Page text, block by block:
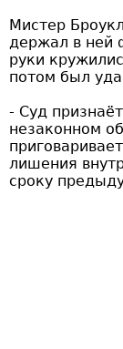
Мистер
держал в ней
руки
потом был
- Суд
незаконном
лишения
сроку